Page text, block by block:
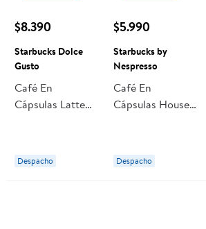
$8.390
Starbucks Dolce
Gusto
Café En
Cápsulas Latte
Starbucks Dolce
Gusto
Despacho
$5.990
Starbucks by
Nespresso
Café En
Cápsulas House
Starbucks by
Nespresso
Despacho